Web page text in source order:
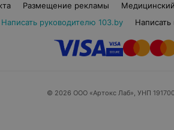
Размещение рекламы
Написать руководителю 103.by
© 2026 ООО «Артокс Лаб», УНП